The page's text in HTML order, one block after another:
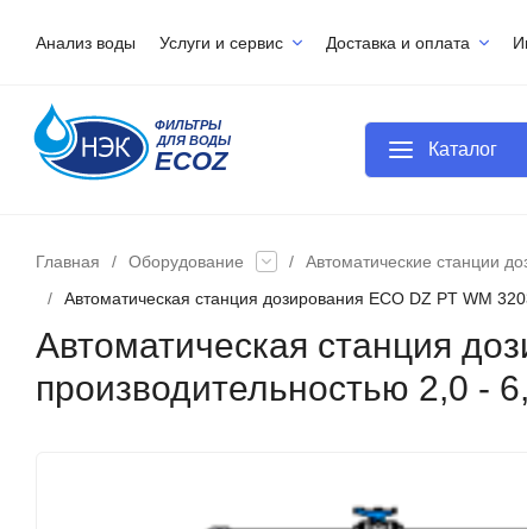
Анализ воды Услуги и сервис Доставка и оплата
Каталог
Главная / Оборудование /
Автоматические станции
/
Автоматическая станция дозирования ECO DZ PT WM
Автоматическая станция
производительностью 2,0 -